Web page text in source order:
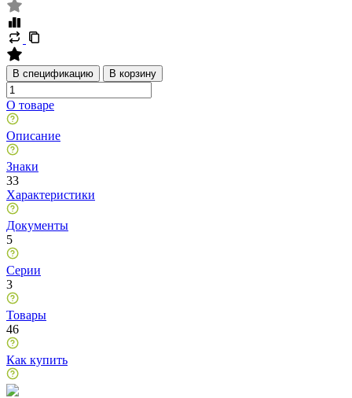
В спецификацию В корзину
О товаре
Описание
Знаки
33
Характеристики
Документы
5
Серии
3
Товары
46
Как купить